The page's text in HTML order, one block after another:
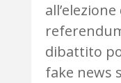
dibattito
fake news